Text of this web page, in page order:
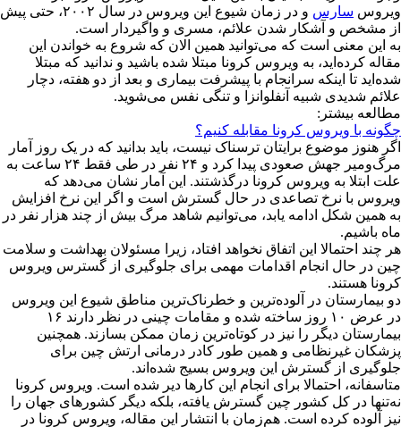
ویروس سارس
و در زمان شیوع این ویروس در سال ۲۰۰۲، حتی پیش
از مشخص و آشکار شدن علائم، مسری و واگیردار است.
به این معنی است که می‌توانید همین الان که شروع به خواندن این
مقاله کرده‌اید، به ویروس کرونا مبتلا شده باشید و ندانید که مبتلا
شده‌اید تا اینکه سرانجام با پیشرفت بیماری و بعد از دو هفته، دچار
علائم شدیدی شبیه آنفلوانزا و تنگی نفس می‌شوید.
مطالعه بیشتر:
چگونه با ویروس کرونا مقابله کنیم؟
اگر هنوز موضوع برایتان ترسناک نیست، باید بدانید که در یک روز آمار
مرگ‌ومیر جهش صعودی پیدا کرد و ۲۴ نفر در طی فقط ۲۴ ساعت به
علت ابتلا به ویروس کرونا درگذشتند. این آمار نشان می‌دهد که
ویروس با نرخ تصاعدی در حال گسترش است و اگر این نرخ افزایش
به همین شکل ادامه یابد، می‌توانیم شاهد مرگ بیش از چند هزار نفر در
ماه باشیم.
هر چند احتمالا این اتفاق نخواهد افتاد، زیرا مسئولان بهداشت و سلامت
چین در حال انجام اقدامات مهمی برای جلوگیری از گسترس ویروس
کرونا هستند.
دو بیمارستان در آلوده‌ترین و خطرناک‌ترین مناطق شیوع این ویروس
در عرض ۱۰ روز ساخته شده و مقامات چینی در نظر دارند ۱۶
بیمارستان دیگر را نیز در کوتاه‌ترین زمان ممکن بسازند. همچنین
پزشکان غیرنظامی و همین طور کادر درمانی ارتش چین برای
جلوگیری از گسترش این ویروس بسیج شده‌اند.
متاسفانه، احتمالا برای انجام این کارها دیر شده است. ویروس کرونا
نه‌تنها در کل کشور چین گسترش یافته، بلکه دیگر کشورهای جهان را
نیز آلوده کرده است. هم‌زمان با انتشار این مقاله، ویروس کرونا در